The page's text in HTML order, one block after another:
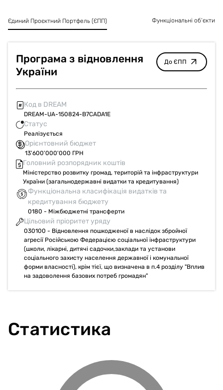
Єдиний Проєктний Портфель (ЄПП) Функціональні об’єкти
Програма з відновлення
України
До ЄПП
Код в DREAM
DREAM-UA-150824-B7CADA1E
Статус
Реалізується
Орієнтовний бюджет
13'600'000'000 ГРН
Головний розпорядник коштів
Міністерство розвитку громад, територій та інфраструктури
України (загальнодержавні видатки та кредитування)
Функціональна класифікація видатків та
кредитування бюджету
0180 - Міжбюджетні трансферти
Цільовий пріоритет уряду
030100 - Відновлення пошкодженої в наслідок збройної
агресії Російською Федерацією соціальної інфраструктури
(школи, лікарні, дитячі садочки,заклади та установи
соціального захисту населення державної і комунальної
форми власності), крім тієї, що визначена в п.4 розділу "Вплив
на задоволення базових потреб громадян"
Статистика